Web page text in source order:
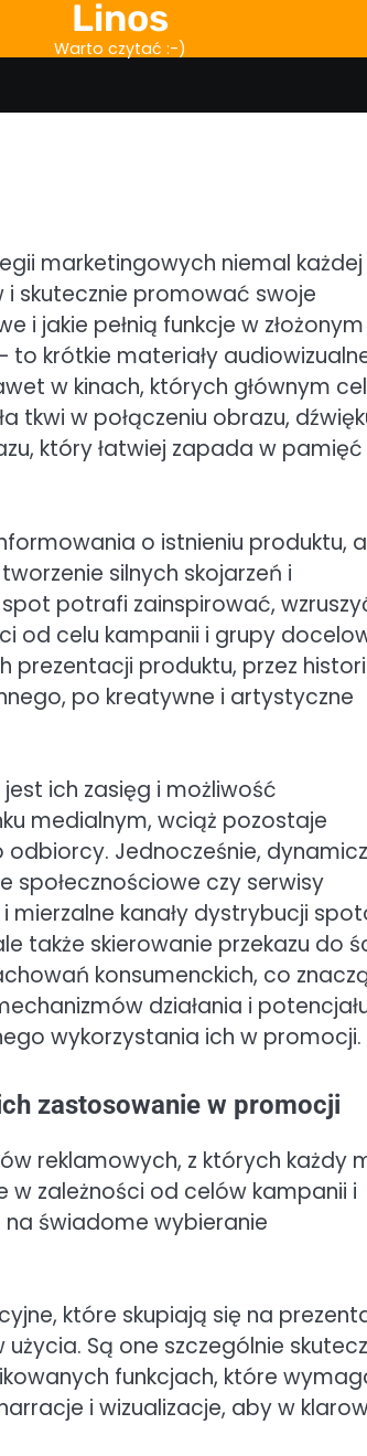
Linos
Warto czytać :-)
marketingowych niemal każdej
skutecznie promować swoje
i jakie pełnią funkcje w złożonym
krótkie materiały
w kinach, których głównym
tkwi w połączeniu obrazu,
który łatwiej zapada w pamięć
o istnieniu produktu,
silnych skojarzeń i
potrafi zainspirować,
od celu kampanii i grupy
produktu, przez
po kreatywne i artystyczne
ich zasięg i możliwość
medialnym, wciąż pozostaje
Jednocześnie,
społecznościowe czy serwisy
kanały dystrybucji
także skierowanie przekazu do
konsumenckich, co
działania i
wykorzystania ich w promocji.
zastosowanie w promocji
reklamowych, z których każdy
w zależności od celów kampanii i
świadome wybieranie
które skupiają się na
Są one szczególnie
funkcjach, które
i wizualizacje, aby w